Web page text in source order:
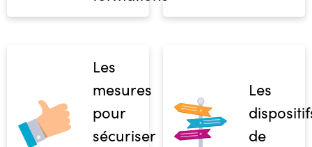
Les
mesures
pour
sécuriser
Les
de